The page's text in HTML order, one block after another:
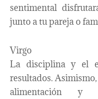
sentimental
junto a tu pareja o
Virgo
La disciplina y el
resultados.
alimentación